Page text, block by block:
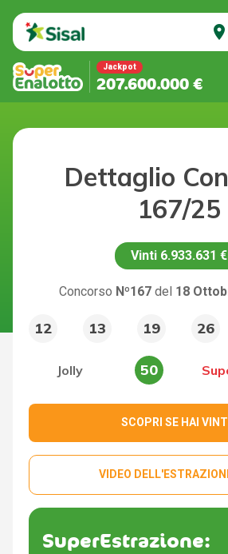
place
Jackpot
207.600.000 €
Dettaglio
167/25
Vinti 6.933.631 €
Concorso Nº167 del 18
12 13 19 26
Jolly 50
SCOPRI SE HAI
VIDEO
SuperEstrazione: